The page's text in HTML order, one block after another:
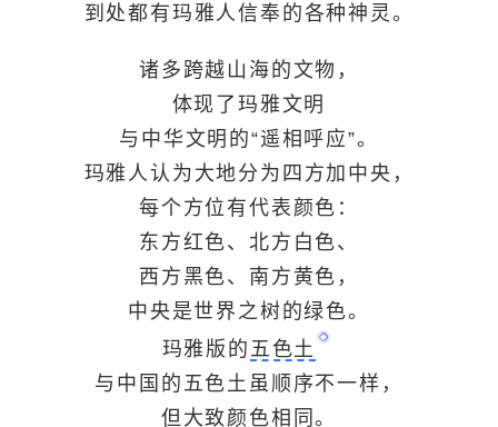
到处都有玛雅人信奉的各种神灵。
诸多跨越山海的文物，
体现了玛雅文明
与中华文明的“遥相呼应”。
玛雅人认为大地分为四方加中央，
每个方位有代表颜色：
东方红色、北方白色、
西方黑色、南方黄色，
中央是世界之树的绿色。
玛雅版的 五色土
与中国的五色土虽顺序不一样，
但大致颜色相同。